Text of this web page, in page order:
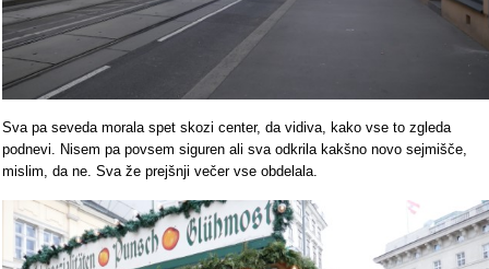
Sva pa seveda morala spet skozi center, da vidiva, kako vse to zgleda
podnevi. Nisem pa povsem siguren ali sva odkrila kakšno novo sejmišče,
mislim, da ne. Sva že prejšnji večer vse obdelala.